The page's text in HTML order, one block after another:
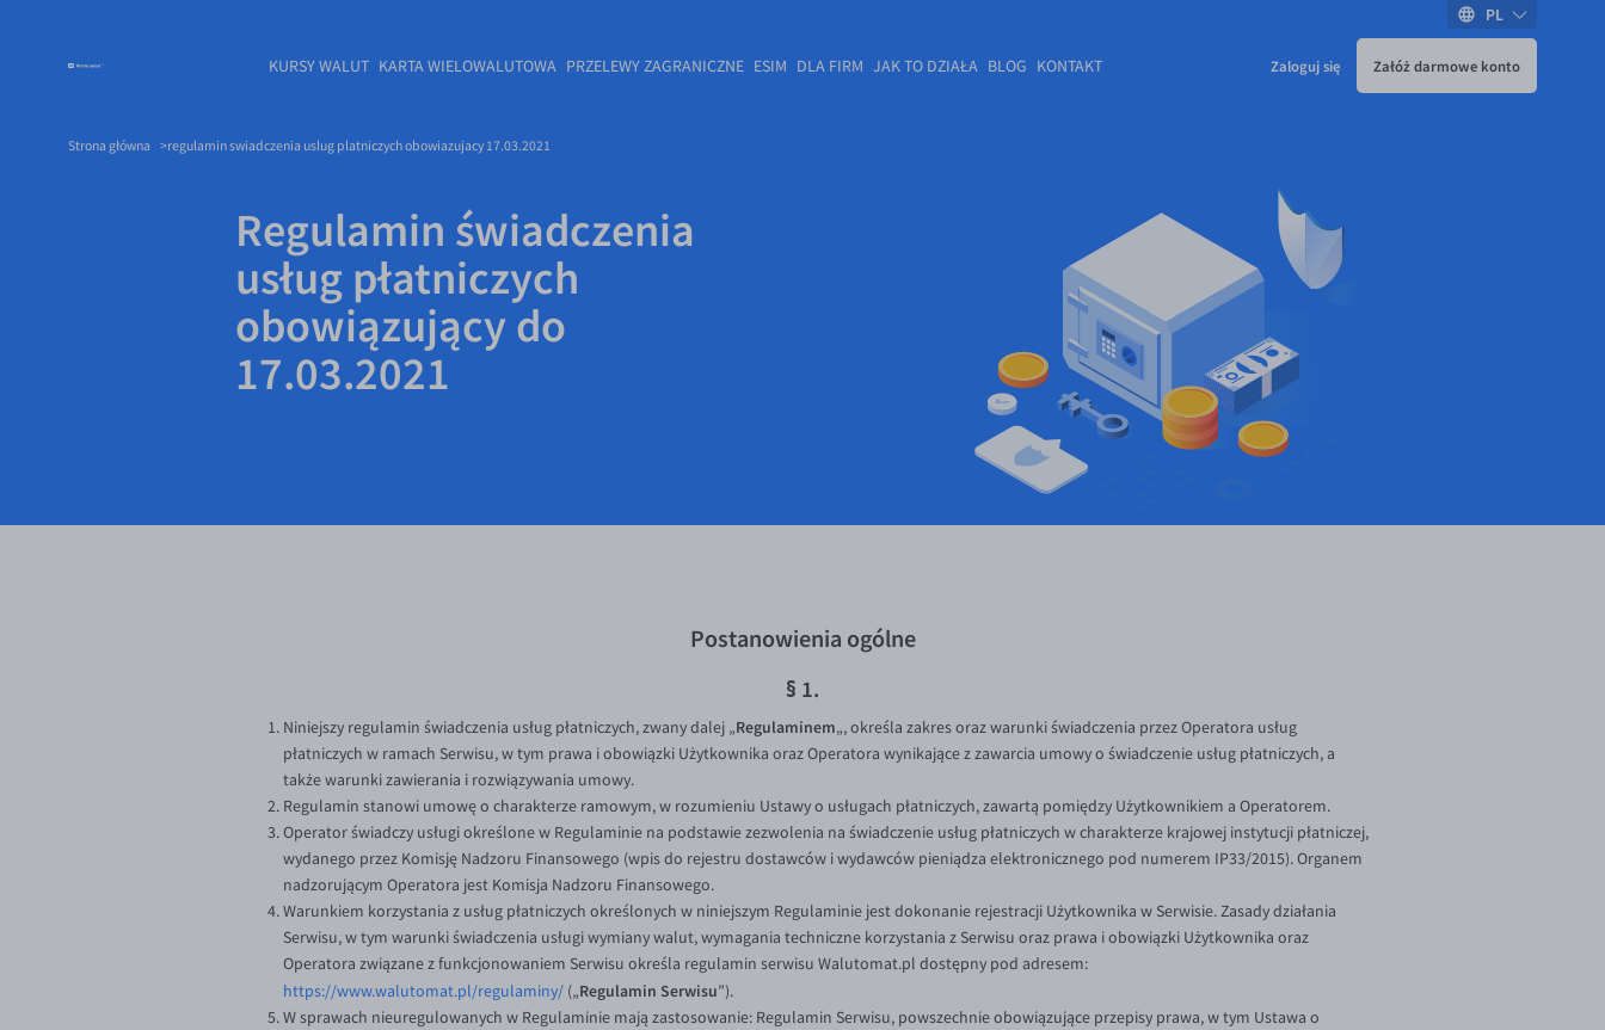
KURSY WALUT KARTA WIELOWALUTOWA PRZELEWY ZAGRANICZNE ESIM DLA FIRM JAK TO DZIAŁA BLOG KONTAKT Zaloguj się Załóż darmowe konto
PL
Strona główna regulamin swiadczenia uslug platniczych obowiazujacy 17.03.2021
Regulamin świadczenia
usług płatniczych
obowiązujący do
17.03.2021
Postanowienia ogólne
§ 1.
Niniejszy regulamin świadczenia usług płatniczych, zwany dalej „Regulaminem„, określa zakres oraz warunki świadczenia przez Operatora usług
płatniczych w ramach Serwisu, w tym prawa i obowiązki Użytkownika oraz Operatora wynikające z zawarcia umowy o świadczenie usług płatniczych, a
także warunki zawierania i rozwiązywania umowy.
Regulamin stanowi umowę o charakterze ramowym, w rozumieniu Ustawy o usługach płatniczych, zawartą pomiędzy Użytkownikiem a Operatorem.
Operator świadczy usługi określone w Regulaminie na podstawie zezwolenia na świadczenie usług płatniczych w charakterze krajowej instytucji płatniczej,
wydanego przez Komisję Nadzoru Finansowego (wpis do rejestru dostawców i wydawców pieniądza elektronicznego pod numerem IP33/2015). Organem
nadzorującym Operatora jest Komisja Nadzoru Finansowego.
Warunkiem korzystania z usług płatniczych określonych w niniejszym Regulaminie jest dokonanie rejestracji Użytkownika w Serwisie. Zasady działania
Serwisu, w tym warunki świadczenia usługi wymiany walut, wymagania techniczne korzystania z Serwisu oraz prawa i obowiązki Użytkownika oraz
Operatora związane z funkcjonowaniem Serwisu określa regulamin serwisu Walutomat.pl dostępny pod adresem:
https://www.walutomat.pl/regulaminy/ („Regulamin Serwisu”).
W sprawach nieuregulowanych w Regulaminie mają zastosowanie: Regulamin Serwisu, powszechnie obowiązujące przepisy prawa, w tym Ustawa o